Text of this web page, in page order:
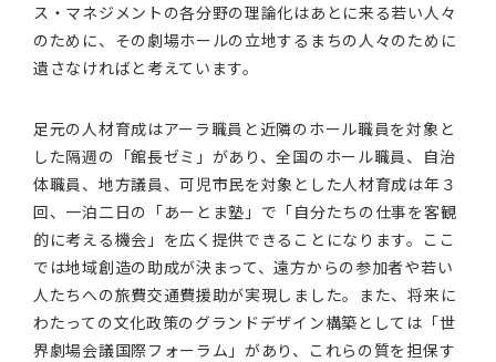
ス・マネジメントの各分野の理論化はあとに来る若い人々
のために、その劇場ホールの立地するまちの人々のために
遺さなければと考えています。
足元の人材育成はアーラ職員と近隣のホール職員を対象と
した隔週の「館長ゼミ」があり、全国のホール職員、自治
体職員、地方議員、可児市民を対象とした人材育成は年３
回、一泊二日の「あーとま塾」で「自分たちの仕事を客観
的に考える機会」を広く提供できることになります。ここ
では地域創造の助成が決まって、遠方からの参加者や若い
人たちへの旅費交通費援助が実現しました。また、将来に
わたっての文化政策のグランドデザイン構築としては「世
界劇場会議国際フォーラム」があり、これらの質を担保す